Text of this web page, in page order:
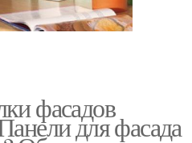
фасадов
для фасада